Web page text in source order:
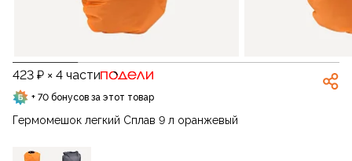
423 ₽ × 4 части
+ 70 бонусов за этот товар
Гермомешок легкий Сплав 9 л оранжевый